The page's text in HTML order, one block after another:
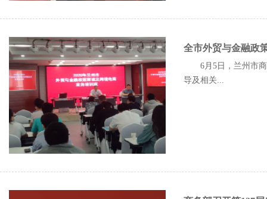
全市外贸与金融政
6月5日，兰州市
导及相关...